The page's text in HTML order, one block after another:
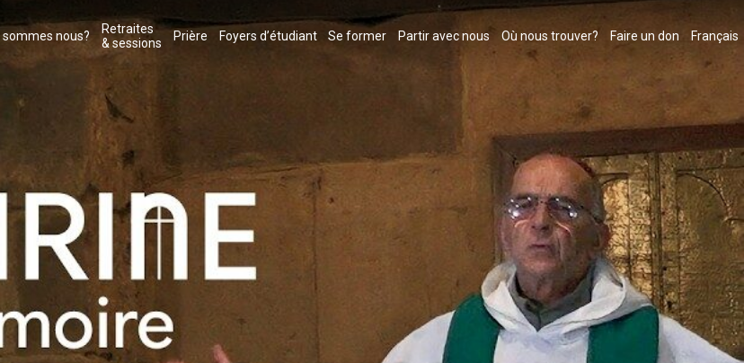
sommes nous?
Retraites
& sessions
Prière Foyers d’étudiant Se former Partir avec nous Où nous trouver? Faire un don Français